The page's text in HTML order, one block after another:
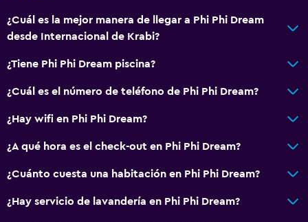
Salud y seguridad
Cámaras CCTV en zonas comunes
Espacio de almacenamiento
¿Cuál es la mejor manera de llegar a Phi Phi Dream
desde Internacional de Krabi?
¿Tiene Phi Phi Dream piscina?
¿Cuál es el número de teléfono de Phi Phi Dream?
¿Hay wifi en Phi Phi Dream?
¿A qué hora es el check-out en Phi Phi Dream?
¿Cuánto cuesta una habitación en Phi Phi Dream?
¿Hay servicio de lavandería en Phi Phi Dream?